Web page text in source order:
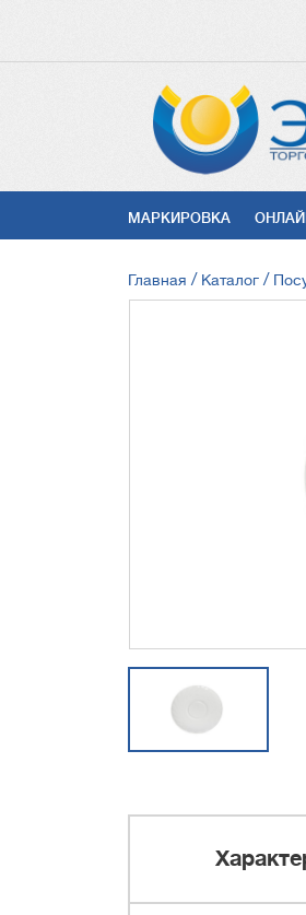
НАВИГАЦИЯ
УСЛУГИ
МАРКИРОВКА
СТРОКА
НАВИГАЦИИ
Главная Каталог